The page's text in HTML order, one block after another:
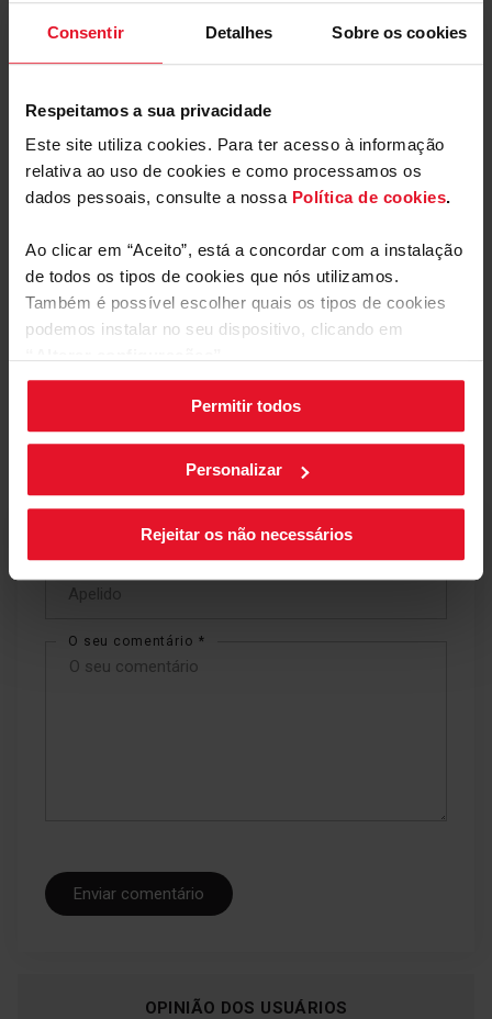
Consentir Detalhes Sobre os cookies
Respeitamos a sua privacidade
Este site utiliza cookies. Para ter acesso à informação
relativa ao uso de cookies e como processamos os
dados pessoais, consulte a nossa Política de cookies.
Ao clicar em “Aceito”, está a concordar com a instalação
de todos os tipos de cookies que nós utilizamos.
Também é possível escolher quais os tipos de cookies
podemos instalar no seu dispositivo, clicando em
As suas configurações de cookies podem ser alteradas a
qualquer momento, clicando no botão preto posicionado
no canto inferior direito do ecrã.
Permitir todos
Personalizar
Rejeitar os não necessários
Manuais eTransferências
Rótulo energético
Descarregar
arquivo
Ficha de produto
Ficha de produto
arquivo
Manual do utilizador
Mostrar mais
Comentários
Está a revisar:
O seu comentário
Enviar comentário
OPINIÃO DOS USUÁRIOS